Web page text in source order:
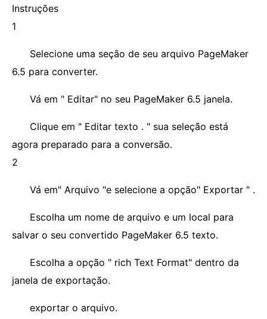
Instruções
1
Selecione uma seção de seu arquivo PageMaker
6.5 para converter.
Vá em " Editar" no seu PageMaker 6.5 janela.
Clique em " Editar texto . " sua seleção está
agora preparado para a conversão.
2
Vá em" Arquivo "e selecione a opção" Exportar " .
Escolha um nome de arquivo e um local para
salvar o seu convertido PageMaker 6.5 texto.
Escolha a opção " rich Text Format" dentro da
janela de exportação.
exportar o arquivo.